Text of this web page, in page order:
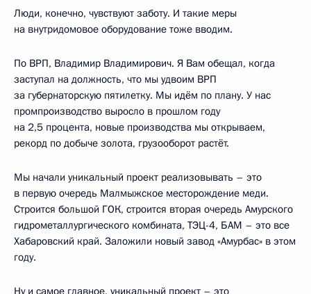
Люди, конечно, чувствуют заботу. И такие меры
на внутридомовое оборудование тоже вводим.
По ВРП, Владимир Владимирович. Я Вам обещал, когда
заступал на должность, что мы удвоим ВРП
за губернаторскую пятилетку. Мы идём по плану. У нас
промпроизводство выросло в прошлом году
на 2,5 процента, новые производства мы открываем,
рекорд по добыче золота, грузооборот растёт.
Мы начали уникальный проект реализовывать – это
в первую очередь Малмыжское месторождение меди.
Строится большой ГОК, строится вторая очередь Амурского
гидрометаллургического комбината, ТЭЦ-4, БАМ – это все
Хабаровский край. Заложили новый завод «Амурбас» в этом
году.